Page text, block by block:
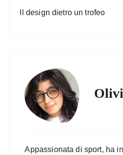
Il design dietro un trofeo
Appassionata di sport, ha